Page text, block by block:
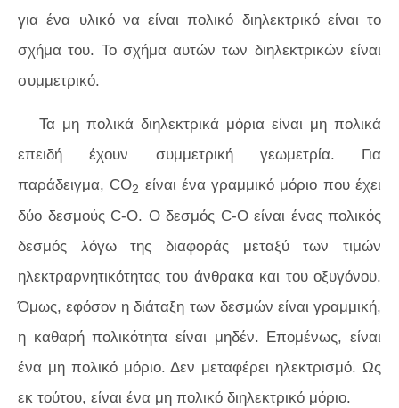
για ένα υλικό να είναι πολικό διηλεκτρικό είναι το
σχήμα του. Το σχήμα αυτών των διηλεκτρικών είναι
συμμετρικό.
Τα μη πολικά διηλεκτρικά μόρια είναι μη πολικά
επειδή έχουν συμμετρική γεωμετρία. Για
παράδειγμα, CO2 είναι ένα γραμμικό μόριο που έχει
δύο δεσμούς C-O. Ο δεσμός C-O είναι ένας πολικός
δεσμός λόγω της διαφοράς μεταξύ των τιμών
ηλεκτραρνητικότητας του άνθρακα και του οξυγόνου.
Όμως, εφόσον η διάταξη των δεσμών είναι γραμμική,
η καθαρή πολικότητα είναι μηδέν. Επομένως, είναι
ένα μη πολικό μόριο. Δεν μεταφέρει ηλεκτρισμό. Ως
εκ τούτου, είναι ένα μη πολικό διηλεκτρικό μόριο.